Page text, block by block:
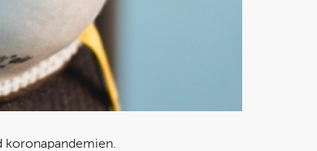
koronapandemien.